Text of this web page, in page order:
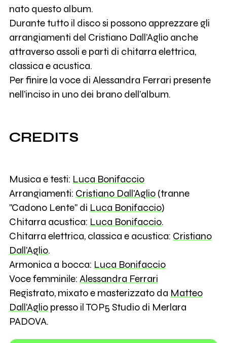
nato questo album.
Durante tutto il disco si possono apprezzare gli
arrangiamenti del Cristiano Dall’Aglio anche
attraverso assoli e parti di chitarra elettrica,
classica e acustica.
Per finire la voce di Alessandra Ferrari presente
nell’inciso in uno dei brano dell’album.
CREDITS
Musica e testi: Luca Bonifaccio
Arrangiamenti: Cristiano Dall'Aglio(tranne
"Cadono Lente" di Luca Bonifaccio)
Chitarra acustica: Luca Bonifaccio.
Chitarra elettrica, classica e acustica: Cristiano
Dall'Aglio.
Armonica a bocca: Luca Bonifaccio
Voce femminile: Alessandra Ferrari
Registrato, mixato e masterizzato da Matteo
Dall'Agliopresso il TOP5 Studio di Merlara
PADOVA.